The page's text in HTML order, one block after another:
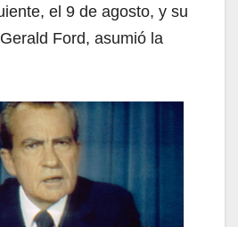
el 9 de agosto, y su
Ford, asumió la